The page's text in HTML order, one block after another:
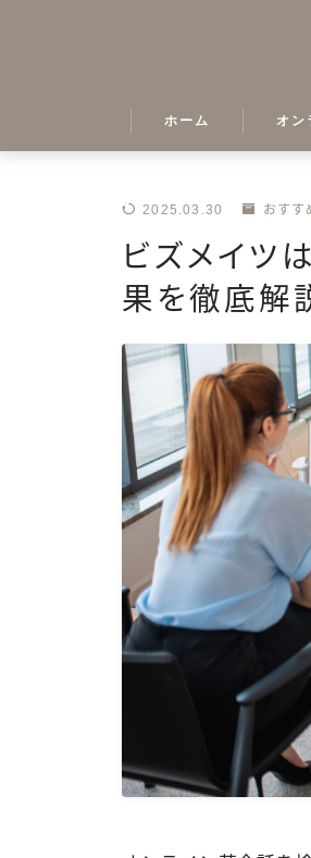
ホーム オン
2025.03.30 おすす
ビズメイツ
果を徹底解